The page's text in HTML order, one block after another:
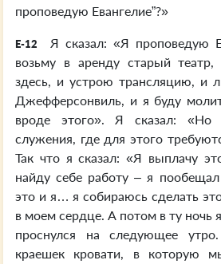
проповедую Евангелие”?»
E-12
Я сказал: «Я проповедую
возьму в аренду старый театр,
здесь, и устрою трансляцию, и
Джефферсонвиль, и я буду
вроде этого». Я сказал:
служения, где для этого
Так что я сказал: «Я выплачу
найду себе работу – я
это и я… я собираюсь сделать
в моем сердце. А потом в ту ночь
проснулся на следующее
краешек кровати, в которую